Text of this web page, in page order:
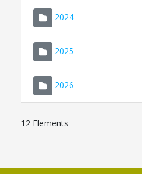
2024
2025
2026
12 Elements